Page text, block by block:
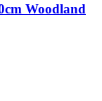
Woodland